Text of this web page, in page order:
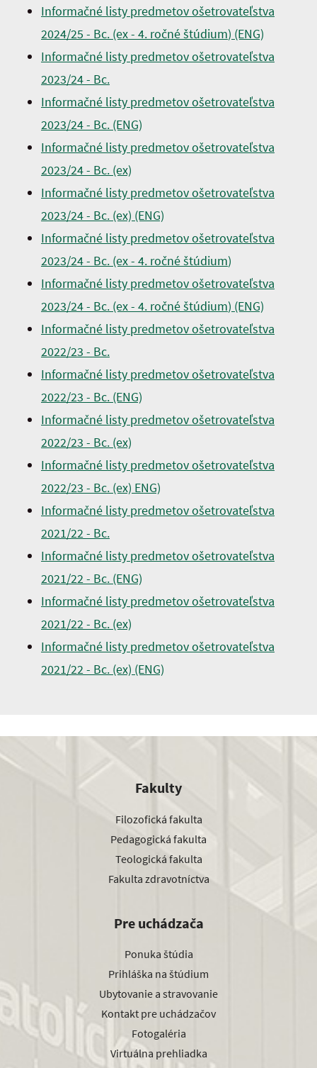
Informačné listy predmetov ošetrovateľstva
2024/25 - Bc. (ex - 4. ročné štúdium) (ENG)
Informačné listy predmetov ošetrovateľstva
2023/24 - Bc.
Informačné listy predmetov ošetrovateľstva
2023/24 - Bc. (ENG)
Informačné listy predmetov ošetrovateľstva
2023/24 - Bc. (ex)
Informačné listy predmetov ošetrovateľstva
2023/24 - Bc. (ex) (ENG)
Informačné listy predmetov ošetrovateľstva
2023/24 - Bc. (ex - 4. ročné štúdium)
Informačné listy predmetov ošetrovateľstva
2023/24 - Bc. (ex - 4. ročné štúdium) (ENG)
Informačné listy predmetov ošetrovateľstva
2022/23 - Bc.
Informačné listy predmetov ošetrovateľstva
2022/23 - Bc. (ENG)
Informačné listy predmetov ošetrovateľstva
2022/23 - Bc. (ex)
Informačné listy predmetov ošetrovateľstva
2022/23 - Bc. (ex) ENG)
Informačné listy predmetov ošetrovateľstva
2021/22 - Bc.
Informačné listy predmetov ošetrovateľstva
2021/22 - Bc. (ENG)
Informačné listy predmetov ošetrovateľstva
2021/22 - Bc. (ex)
Informačné listy predmetov ošetrovateľstva
2021/22 - Bc. (ex) (ENG)
Fakulty
Filozofická fakulta
Pedagogická fakulta
Teologická fakulta
Fakulta zdravotníctva
Pre uchádzača
Ponuka štúdia
Prihláška na štúdium
Ubytovanie a stravovanie
Kontakt pre uchádzačov
Fotogaléria
Virtuálna prehliadka